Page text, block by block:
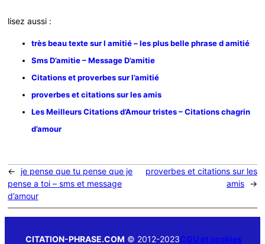
lisez aussi :
très beau texte sur l amitié – les plus belle phrase d amitié
Sms D’amitie – Message D’amitie
Citations et proverbes sur l’amitié
proverbes et citations sur les amis
Les Meilleurs Citations d’Amour tristes – Citations chagrin
d’amour
←
je pense que tu pense que je
pense a toi – sms et message
d’amour
proverbes et citations sur les
amis →
CITATION-PHRASE.COM © 2012-2023CGU et cookies